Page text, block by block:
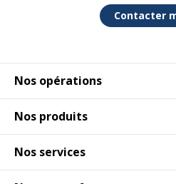
Nos opérations
Nos produits
Nos services
Contacter